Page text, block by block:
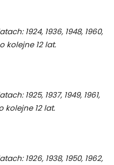
1924, 1936, 1948, 1960,
kolejne 12 lat.
1925, 1937, 1949, 1961,
kolejne 12 lat.
1926, 1938, 1950, 1962,